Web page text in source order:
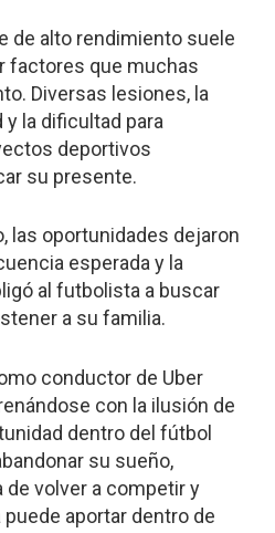
de alto rendimiento suele
factores que muchas
Diversas lesiones, la
la dificultad para
deportivos
su presente.
las oportunidades dejaron
esperada y la
al futbolista a buscar
a su familia.
conductor de Uber
con la ilusión de
dentro del fútbol
su sueño,
de volver a competir y
aportar dentro de